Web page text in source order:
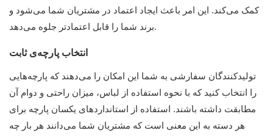
کمک می‌کند. این امر باعث ایجاد اعتماد در مشتریان شما می‌شود و
برند شما را قابل اعتمادتر جلوه می‌دهد.
انتخاب پارچه‌ی ثابت
تولیدکنندگان سفارشی به شما این امکان را می‌دهند که پارچه‌هایی
را انتخاب کنید که با نحوه استفاده از لباس، میزان راحتی و دوام آن
مطابقت داشته باشند. استفاده از استانداردهای یکسان پارچه برای
هر دسته به این معنی است که مشتریان شما می‌دانند هر بار چه